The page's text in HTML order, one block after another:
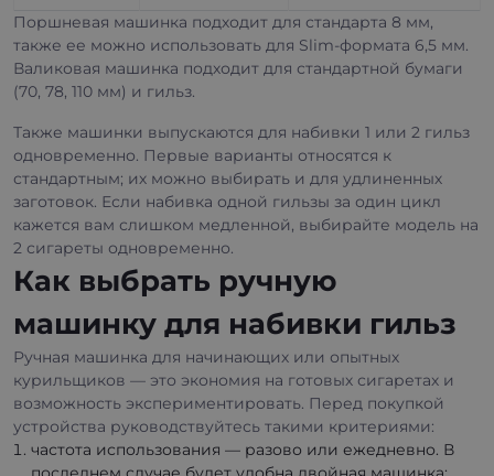
Поршневая машинка подходит для стандарта 8 мм,
также ее можно использовать для Slim-формата 6,5 мм.
Валиковая машинка подходит для стандартной бумаги
(70, 78, 110 мм) и гильз.
Также машинки выпускаются для набивки 1 или 2 гильз
одновременно. Первые варианты относятся к
стандартным; их можно выбирать и для удлиненных
заготовок. Если набивка одной гильзы за один цикл
кажется вам слишком медленной, выбирайте модель на
2 сигареты одновременно.
Как выбрать ручную
машинку для набивки гильз
Ручная машинка для начинающих или опытных
курильщиков — это экономия на готовых сигаретах и
возможность экспериментировать. Перед покупкой
устройства руководствуйтесь такими критериями:
частота использования — разово или ежедневно. В